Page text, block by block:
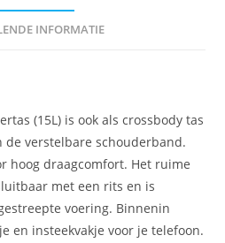
INFORMATIE
(15L) is ook als crossbody tas
verstelbare schouderband.
hoog draagcomfort. Het ruime
met een rits en is
voering. Binnenin
en insteekvakje voor je telefoon.